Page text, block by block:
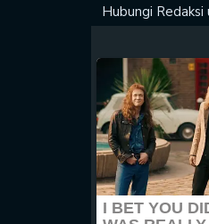
Hubungi Redaksi